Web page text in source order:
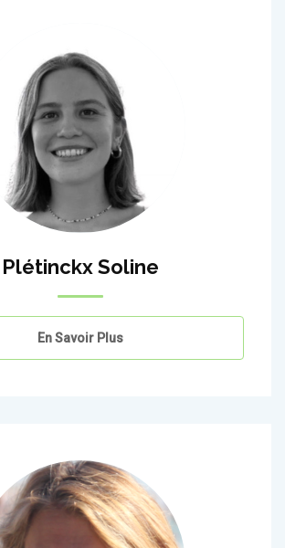
Plétinckx Soline
En Savoir Plus